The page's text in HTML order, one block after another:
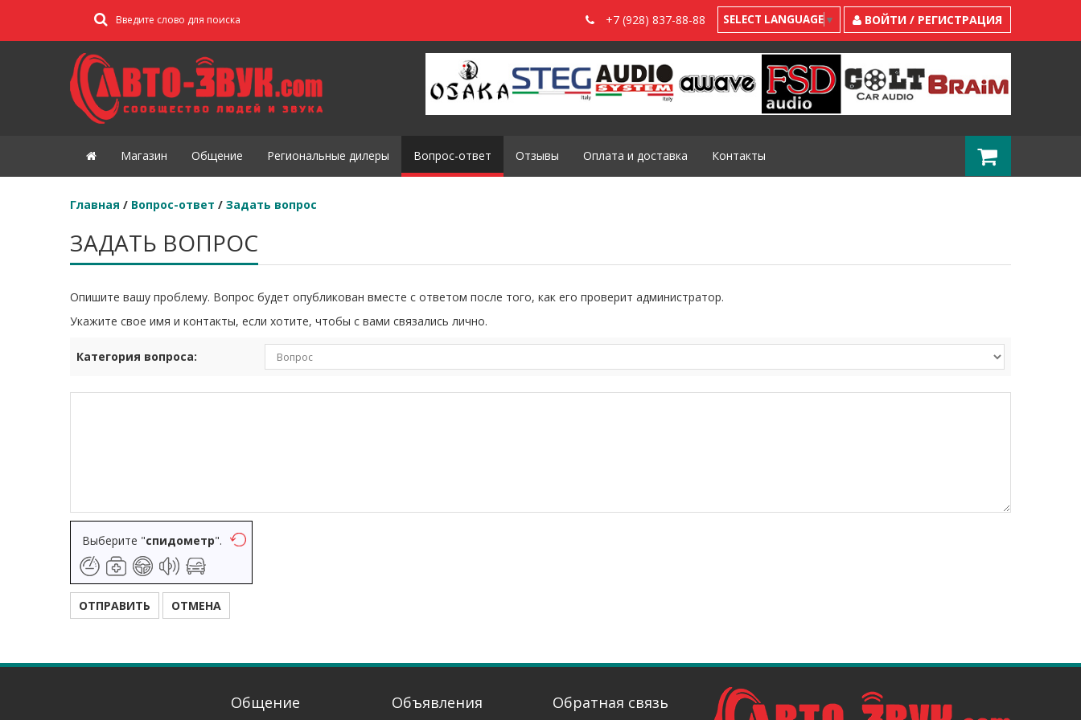
+7 (928) 837-88-88 SELECT LANGUAGE ▼ ВОЙТИ / РЕГИСТРАЦИЯ
Магазин Общение Региональные дилеры Вопрос-ответ Отзывы Оплата и доставка Контакты
Главная / Вопрос-ответ / Задать вопрос
ЗАДАТЬ ВОПРОС
Опишите вашу проблему. Вопрос будет опубликован вместе с ответом после того, как его проверит администратор.
Укажите свое имя и контакты, если хотите, чтобы с вами связались лично.
Категория вопроса:
Выберите "спидометр".
Общение Объявления Обратная связь